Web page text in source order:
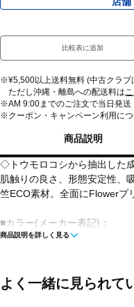
比較表に追加
※¥5,500以上送料無料 (中古クラブ
ただし沖縄・離島への配送料は
※AM 9:00までのご注文で当日発
※クーポン・キャンペーン利用に
商品説明
◇トウモロコシから抽出した
肌触りの良さ、形態安定性、
竺ECO素材。全面にFlowerプ
■カラー(メーカー表記)：
ネイビー(Mist)
商品説明を詳しく見る
よく一緒に見られて